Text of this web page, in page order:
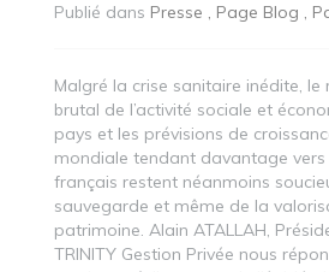
Publié dans Presse Page Blog
Malgré la crise sanitaire inédite, le
brutal de l’activité sociale et
pays et les prévisions de
mondiale tendant davantage vers
français restent néanmoins
sauvegarde et même de la
patrimoine. Alain ATALLAH,
TRINITY Gestion Privée nous